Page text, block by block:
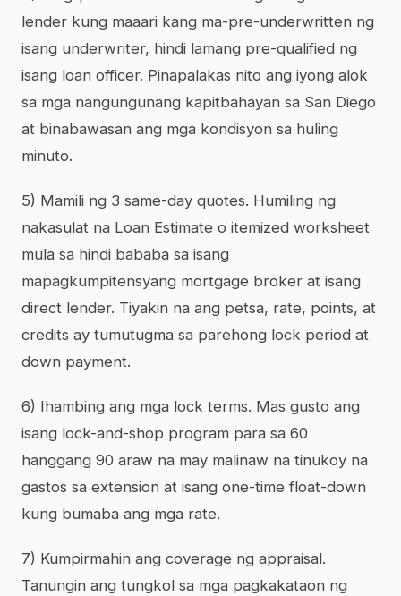
lender kung maaari kang ma-pre-underwritten ng
isang underwriter, hindi lamang pre-qualified ng
isang loan officer. Pinapalakas nito ang iyong alok
sa mga nangungunang kapitbahayan sa San Diego
at binabawasan ang mga kondisyon sa huling
minuto.
5) Mamili ng 3 same-day quotes. Humiling ng
nakasulat na Loan Estimate o itemized worksheet
mula sa hindi bababa sa isang
mapagkumpitensyang mortgage broker at isang
direct lender. Tiyakin na ang petsa, rate, points, at
credits ay tumutugma sa parehong lock period at
down payment.
6) Ihambing ang mga lock terms. Mas gusto ang
isang lock-and-shop program para sa 60
hanggang 90 araw na may malinaw na tinukoy na
gastos sa extension at isang one-time float-down
kung bumaba ang mga rate.
7) Kumpirmahin ang coverage ng appraisal.
Tanungin ang tungkol sa mga pagkakataon ng